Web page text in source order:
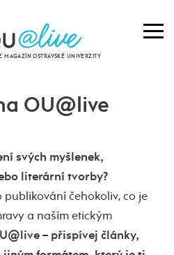
MAGAZÍN OSTRAVSKÉ UNIVERZITY
OU@live
svých myšlenek,
literární tvorby?
čehokoliv, co je
a naším etickým
– přispívej články,